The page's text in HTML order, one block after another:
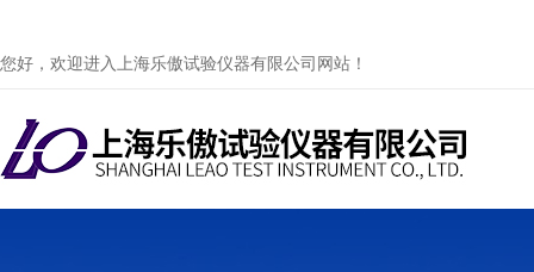
您好，欢迎进入上海乐傲试验仪器有限公司网站！